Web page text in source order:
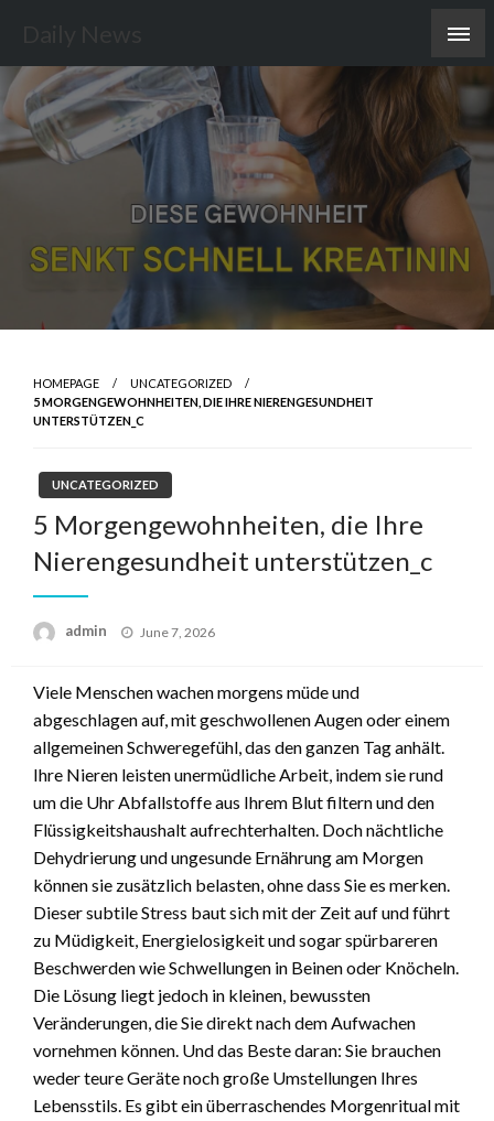
content
HOMEPAGE
UNCATEGORIZED
5 MORGENGEWOHNHEITEN, DIE IHRE NIERENGESUNDHEIT
UNTERSTÜTZEN_C
UNCATEGORIZED
5 Morgengewohnheiten, die Ihre
Nierengesundheit unterstützen_c
admin
Posted
June 7, 2026
Viele Menschen wachen morgens müde und
abgeschlagen auf, mit geschwollenen Augen oder einem
allgemeinen Schweregefühl, das den ganzen Tag anhält.
Ihre Nieren leisten unermüdliche Arbeit, indem sie rund
um die Uhr Abfallstoffe aus Ihrem Blut filtern und den
Flüssigkeitshaushalt aufrechterhalten. Doch nächtliche
Dehydrierung und ungesunde Ernährung am Morgen
können sie zusätzlich belasten, ohne dass Sie es merken.
Dieser subtile Stress baut sich mit der Zeit auf und führt
zu Müdigkeit, Energielosigkeit und sogar spürbareren
Beschwerden wie Schwellungen in Beinen oder Knöcheln.
Die Lösung liegt jedoch in kleinen, bewussten
Veränderungen, die Sie direkt nach dem Aufwachen
vornehmen können. Und das Beste daran: Sie brauchen
weder teure Geräte noch große Umstellungen Ihres
Lebensstils. Es gibt ein überraschendes Morgenritual mit